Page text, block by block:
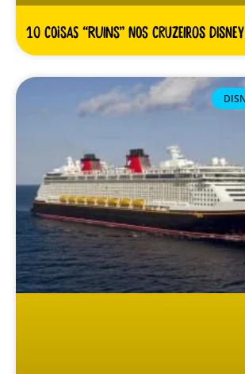
10 coisas “ruins” nos cruzeiros Disney